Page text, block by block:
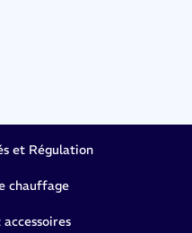
et Régulation
chauffage